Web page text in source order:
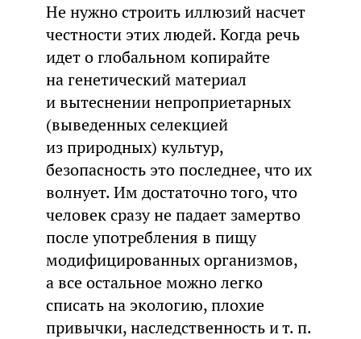
Не нужно строить иллюзий насчет
честности этих людей. Когда речь
идет о глобальном копирайте
на генетический материал
и вытеснении непроприетарных
(выведенных селекцией
из природных) культур,
безопасность это последнее, что их
волнует. Им достаточно того, что
человек сразу не падает замертво
после употребления в пищу
модифицированных организмов,
а все остальное можно легко
списать на экологию, плохие
привычки, наследственность и т. п.